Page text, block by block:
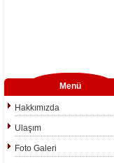
Menü
Hakkımızda
Ulaşım
Foto Galeri